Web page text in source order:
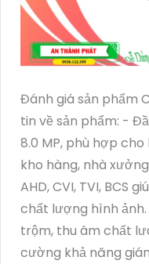
Đánh giá sản phẩm
tin về sản phẩm: -
8.0 MP, phù hợp
kho hàng, nhà
AHD, CVI, TVI, BCS
chất lượng hình
trộm, thu âm chất
cường khả năng